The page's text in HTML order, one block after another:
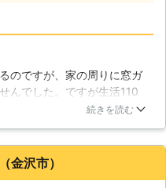
トラブルなら当店にお任せく
にプロの修理スタッフがいる
、早急な対応ができることが
。「明日から旅行なのにガラ
てしまった！」「子どもがい
からはやく直してほしい」こ
時にも、当店にご依頼くださ
ス交換などお家のトラブルが
せください。スタッフが迅速
け、親切で丁寧な作業を行い
お困り事やトラブルが起きた
客様は大きな不安に襲われて
しょう。私たち便利屋助っ人
のですが、家の周りに窓ガ
んでした。ですが生活110
応している便利屋助っ人参
続きを読む
金沢市）